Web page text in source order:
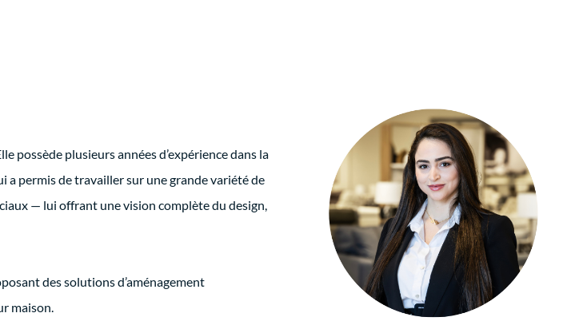
possède plusieurs années d’expérience dans la
permis de travailler sur une grande variété de
— lui offrant une vision complète du design,
des solutions d’aménagement
maison.